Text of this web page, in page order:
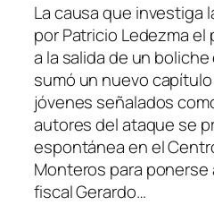
La causa que investiga
por Patricio Ledezma el
a la salida de un boliche
sumó un nuevo
jóvenes señalados
autores del ataque se
espontánea en el
Monteros para
fiscal Gerardo…